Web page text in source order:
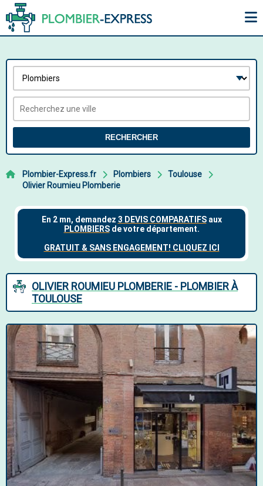
RECHERCHER
Plombier-Express.fr Plombiers
Toulouse
Olivier Roumieu Plomberie
OLIVIER ROUMIEU PLOMBERIE - PLOMBIER À
TOULOUSE